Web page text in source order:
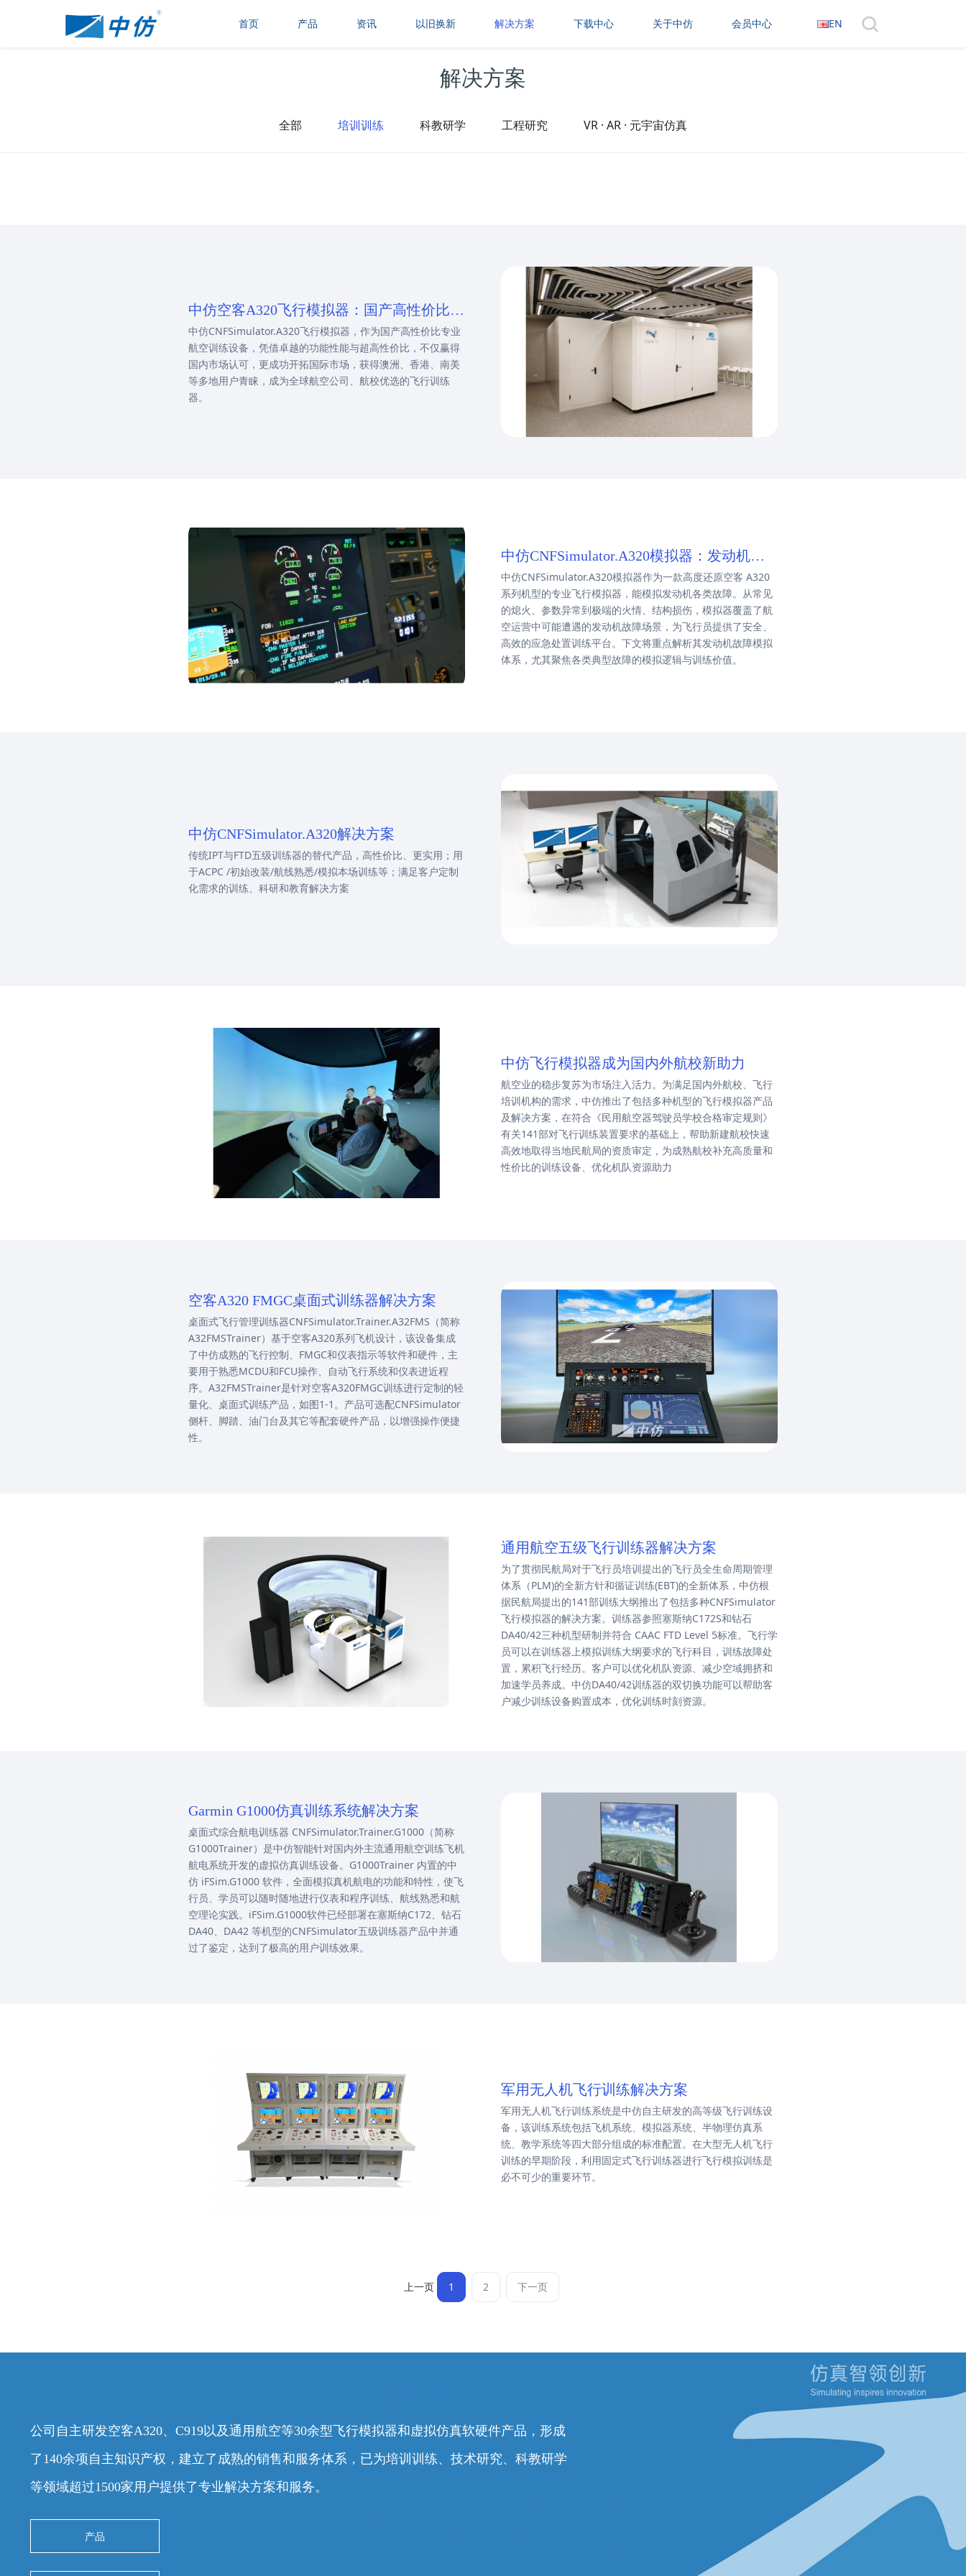
首页 产品 资讯 以旧换新 解决方案 下载中心 关于中仿 会员中心 EN
解决方案
全部 培训训练 科教研学 工程研究 VR · AR · 元宇宙仿真
中仿空客A320飞行模拟器：国产高性价比民
航飞行员改装复训优选方案
中仿CNFSimulator.A320飞行模拟器，作为国产高性价比专业
航空训练设备，凭借卓越的功能性能与超高性价比，不仅赢得
国内市场认可，更成功开拓国际市场，获得澳洲、香港、南美
等多地用户青睐，成为全球航空公司、航校优选的飞行训练
器。
中仿CNFSimulator.A320模拟器：发动机故
障模拟
中仿CNFSimulator.A320模拟器作为一款高度还原空客 A320
系列机型的专业飞行模拟器，能模拟发动机各类故障。从常见
的熄火、参数异常到极端的火情、结构损伤，模拟器覆盖了航
空运营中可能遭遇的发动机故障场景，为飞行员提供了安全、
高效的应急处置训练平台。下文将重点解析其发动机故障模拟
体系，尤其聚焦各类典型故障的模拟逻辑与训练价值。
中仿CNFSimulator.A320解决方案
传统IPT与FTD五级训练器的替代产品，高性价比、更实用；用
于ACPC /初始改装/航线熟悉/模拟本场训练等；满足客户定制
化需求的训练、科研和教育解决方案
中仿飞行模拟器成为国内外航校新助力
航空业的稳步复苏为市场注入活力。为满足国内外航校、飞行
培训机构的需求，中仿推出了包括多种机型的飞行模拟器产品
及解决方案，在符合《民用航空器驾驶员学校合格审定规则》
有关141部对飞行训练装置要求的基础上，帮助新建航校快速
高效地取得当地民航局的资质审定，为成熟航校补充高质量和
性价比的训练设备、优化机队资源助力
空客A320 FMGC桌面式训练器解决方案
桌面式飞行管理训练器CNFSimulator.Trainer.A32FMS（简称
A32FMSTrainer）基于空客A320系列飞机设计，该设备集成
了中仿成熟的飞行控制、FMGC和仪表指示等软件和硬件，主
要用于熟悉MCDU和FCU操作、自动飞行系统和仪表进近程
序。A32FMSTrainer是针对空客A320FMGC训练进行定制的轻
量化、桌面式训练产品，如图1-1。产品可选配CNFSimulator
侧杆、脚踏、油门台及其它等配套硬件产品，以增强操作便捷
性。
通用航空五级飞行训练器解决方案
为了贯彻民航局对于飞行员培训提出的飞行员全生命周期管理
体系（PLM)的全新方针和循证训练(EBT)的全新体系，中仿根
据民航局提出的141部训练大纲推出了包括多种CNFSimulator
飞行模拟器的解决方案。训练器参照塞斯纳C172S和钻石
DA40/42三种机型研制并符合 CAAC FTD Level 5标准。飞行学
员可以在训练器上模拟训练大纲要求的飞行科目，训练故障处
置，累积飞行经历。客户可以优化机队资源、减少空域拥挤和
加速学员养成。中仿DA40/42训练器的双切换功能可以帮助客
户减少训练设备购置成本，优化训练时刻资源。
Garmin G1000仿真训练系统解决方案
桌面式综合航电训练器 CNFSimulator.Trainer.G1000（简称
G1000Trainer）是中仿智能针对国内外主流通用航空训练飞机
航电系统开发的虚拟仿真训练设备。G1000Trainer 内置的中
仿 iFSim.G1000 软件，全面模拟真机航电的功能和特性，使飞
行员、学员可以随时随地进行仪表和程序训练、航线熟悉和航
空理论实践。iFSim.G1000软件已经部署在塞斯纳C172、钻石
DA40、DA42 等机型的CNFSimulator五级训练器产品中并通
过了鉴定，达到了极高的用户训练效果。
军用无人机飞行训练解决方案
军用无人机飞行训练系统是中仿自主研发的高等级飞行训练设
备，该训练系统包括飞机系统、模拟器系统、半物理仿真系
统、教学系统等四大部分组成的标准配置。在大型无人机飞行
训练的早期阶段，利用固定式飞行训练器进行飞行模拟训练是
必不可少的重要环节。
上一页 1 2 下一页
公司自主研发空客A320、C919以及通用航空等30余型飞行模拟器和虚拟仿真软硬件产品，形成
了140余项自主知识产权，建立了成熟的销售和服务体系，已为培训训练、技术研究、科教研学
等领域超过1500家用户提供了专业解决方案和服务。
产品